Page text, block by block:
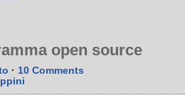
open source
· 10 Comments